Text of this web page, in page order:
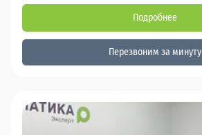
Подробнее
Перезвоним за минуту